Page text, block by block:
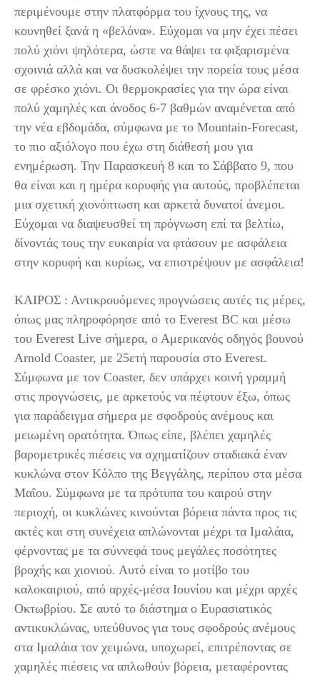
περιμένουμε στην πλατφόρμα του ίχνους της, να
κουνηθεί ξανά η «βελόνα». Εύχομαι να μην έχει πέσει
πολύ χιόνι ψηλότερα, ώστε να θάψει τα φιξαρισμένα
σχοινιά αλλά και να δυσκολέψει την πορεία τους μέσα
σε φρέσκο χιόνι. Οι θερμοκρασίες για την ώρα είναι
πολύ χαμηλές και άνοδος 6-7 βαθμών αναμένεται από
την νέα εβδομάδα, σύμφωνα με το Mountain-Forecast,
το πιο αξιόλογο που έχω στη διάθεσή μου για
ενημέρωση. Την Παρασκευή 8 και το Σάββατο 9, που
θα είναι και η ημέρα κορυφής για αυτούς, προβλέπεται
μια σχετική χιονόπτωση και αρκετά δυνατοί άνεμοι.
Εύχομαι να διαψευσθεί τη πρόγνωση επί τα βελτίω,
δίνοντάς τους την ευκαιρία να φτάσουν με ασφάλεια
στην κορυφή και κυρίως, να επιστρέψουν με ασφάλεια!
ΚΑΙΡΟΣ : Αντικρουόμενες προγνώσεις αυτές τις μέρες,
όπως μας πληροφόρησε από το Everest BC και μέσω
του Everest Live σήμερα, ο Αμερικανός οδηγός βουνού
Arnold Coaster, με 25ετή παρουσία στο Everest.
Σύμφωνα με τον Coaster, δεν υπάρχει κοινή γραμμή
στις προγνώσεις, με αρκετούς να πέφτουν έξω, όπως
για παράδειγμα σήμερα με σφοδρούς ανέμους και
μειωμένη ορατότητα. Όπως είπε, βλέπει χαμηλές
βαρομετρικές πιέσεις να σχηματίζουν σταδιακά έναν
κυκλώνα στον Κόλπο της Βεγγάλης, περίπου στα μέσα
Μαΐου. Σύμφωνα με τα πρότυπα του καιρού στην
περιοχή, οι κυκλώνες κινούνται βόρεια πάντα προς τις
ακτές και στη συνέχεια απλώνονται μέχρι τα Ιμαλάια,
φέρνοντας με τα σύννεφά τους μεγάλες ποσότητες
βροχής και χιονιού. Αυτό είναι το μοτίβο του
καλοκαιριού, από αρχές-μέσα Ιουνίου και μέχρι αρχές
Οκτωβρίου. Σε αυτό το διάστημα ο Ευρασιατικός
αντικυκλώνας, υπεύθυνος για τους σφοδρούς ανέμους
στα Ιμαλάια τον χειμώνα, υποχωρεί, επιτρέποντας σε
χαμηλές πιέσεις να απλωθούν βόρεια, μεταφέροντας